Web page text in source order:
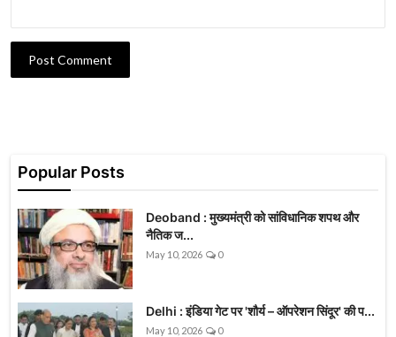
Post Comment
Popular Posts
Deoband : मुख्यमंत्री को सांविधानिक शपथ और
नैतिक ज...
May 10, 2026 0
Delhi : इंडिया गेट पर 'शौर्य – ऑपरेशन सिंदूर' की प...
May 10, 2026 0